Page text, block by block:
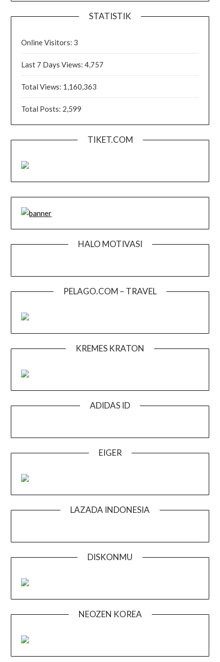
STATISTIK
Online Visitors: 3
Last 7 Days Views:4,757
Total Views: 1,160,363
Total Posts: 2,599
TIKET.COM
HALO MOTIVASI
PELAGO.COM – TRAVEL
KREMES KRATON
ADIDAS ID
EIGER
LAZADA INDONESIA
DISKONMU
NEOZEN KOREA